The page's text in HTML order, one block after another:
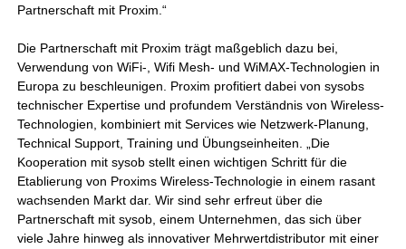
Partnerschaft mit Proxim.“
Die Partnerschaft mit Proxim trägt maßgeblich dazu bei,
Verwendung von WiFi-, Wifi Mesh- und WiMAX-Technologien in
Europa zu beschleunigen. Proxim profitiert dabei von sysobs
technischer Expertise und profundem Verständnis von Wireless-
Technologien, kombiniert mit Services wie Netzwerk-Planung,
Technical Support, Training und Übungseinheiten. „Die
Kooperation mit sysob stellt einen wichtigen Schritt für die
Etablierung von Proxims Wireless-Technologie in einem rasant
wachsenden Markt dar. Wir sind sehr erfreut über die
Partnerschaft mit sysob, einem Unternehmen, das sich über
viele Jahre hinweg als innovativer Mehrwertdistributor mit einer